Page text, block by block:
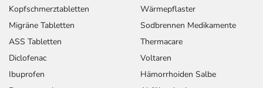
Kopfschmerztabletten
Migräne Tabletten
ASS Tabletten
Diclofenac
Ibuprofen
Wärmepflaster
Sodbrennen Medikamente
Thermacare
Voltaren
Hämorrhoiden Salbe